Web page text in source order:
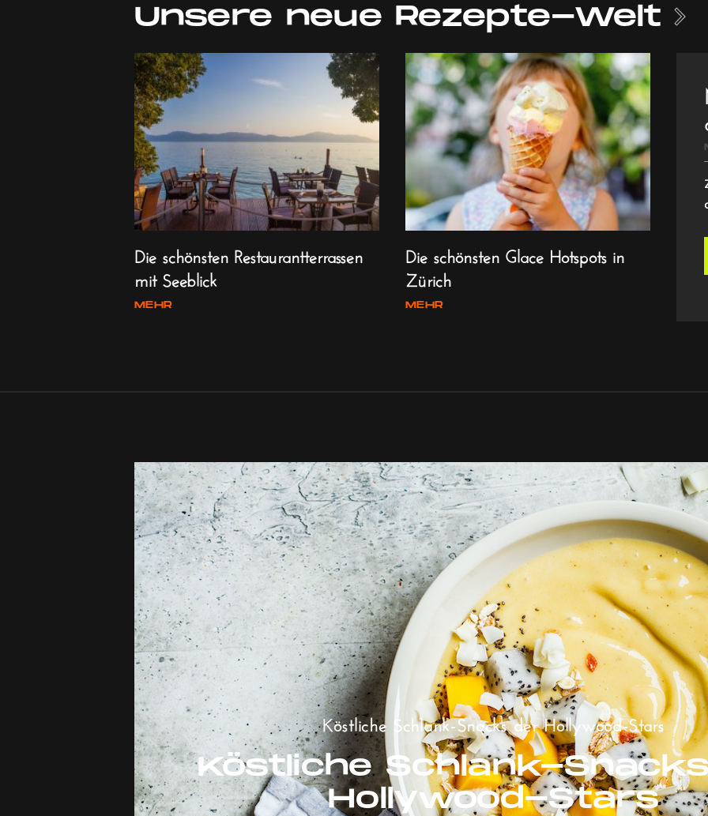
Unsere neue Rezepte-Welt
Die schönsten Restaurantterrassen
mit Seeblick
MEHR
Die schönsten Glace Hotspots in
Zürich
MEHR
Köstliche Schlank-Snacks der Hollywood-Stars
Köstliche Schlank-
Hollywood-Stars